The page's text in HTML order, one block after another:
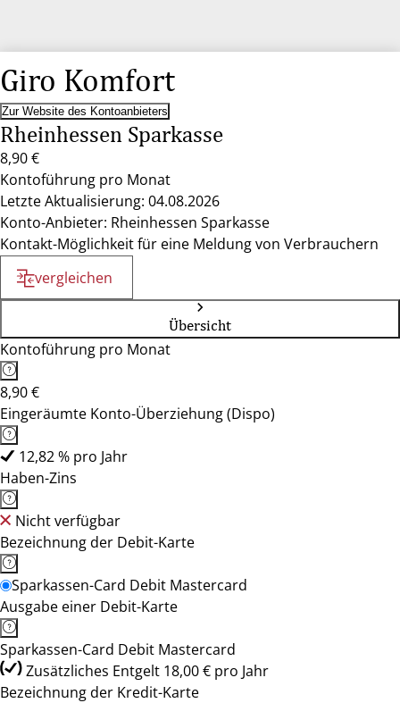
Giro Komfort
Zur Website des Kontoanbieters
Rheinhessen Sparkasse
8,90 €
Kontoführung pro Monat
Letzte Aktualisierung: 04.08.2026
Konto-Anbieter: Rheinhessen Sparkasse
Kontakt-Möglichkeit für eine Meldung von Verbrauchern
vergleichen
Übersicht
Kontoführung pro Monat
8,90 €
Eingeräumte Konto-Überziehung (Dispo)
12,82 % pro Jahr
Haben-Zins
Nicht verfügbar
Bezeichnung der Debit-Karte
Sparkassen-Card Debit Mastercard
Ausgabe einer Debit-Karte
Sparkassen-Card Debit Mastercard
Zusätzliches Entgelt 18,00 € pro Jahr
Bezeichnung der Kredit-Karte